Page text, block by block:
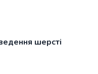
шерсті